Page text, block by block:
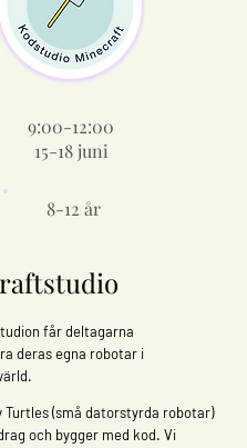
9:00-12:00
15-18 juni
8-12 år
får deltagarna
deras egna robotar i
Turtles (små datorstyrda robotar)
och bygger med kod. Vi